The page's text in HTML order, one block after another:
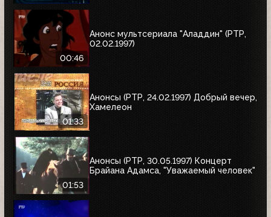
00:46
Анонс мультсериала "Аладдин" (РТР,
02.02.1997)
01:33
Анонсы (РТР, 24.02.1997) Добрый вечер,
Хамелеон
01:53
Анонсы (РТР, 30.05.1997) Концерт
Брайана Адамса, "Уважаемый человек"